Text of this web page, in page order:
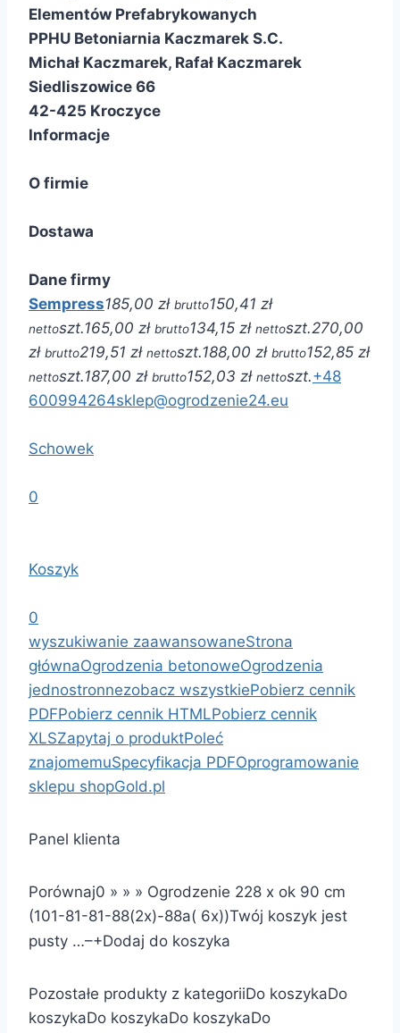
Elementów Prefabrykowanych
PPHU Betoniarnia Kaczmarek S.C.
Michał Kaczmarek, Rafał Kaczmarek
Siedliszowice 66
42-425 Kroczyce
Informacje
O firmie
Dostawa
Dane firmy
Sempress185,00 zł brutto150,41 zł
nettoszt.165,00 zł brutto134,15 zł nettoszt.270,00
zł brutto219,51 zł nettoszt.188,00 zł brutto152,85 zł
nettoszt.187,00 zł brutto152,03 zł nettoszt.+48
600994264sklep@ogrodzenie24.eu
Schowek
0
Koszyk
0
wyszukiwanie zaawansowaneStrona
głównaOgrodzenia betonoweOgrodzenia
jednostronnezobacz wszystkiePobierz cennik
PDFPobierz cennik HTMLPobierz cennik
XLSZapytaj o produktPoleć
znajomemuSpecyfikacja PDFOprogramowanie
sklepu shopGold.pl
Panel klienta
Porównaj0 » » » Ogrodzenie 228 x ok 90 cm
(101-81-81-88(2x)-88a( 6x))Twój koszyk jest
pusty …–+Dodaj do koszyka
Pozostałe produkty z kategoriiDo koszykaDo
koszykaDo koszykaDo koszykaDo